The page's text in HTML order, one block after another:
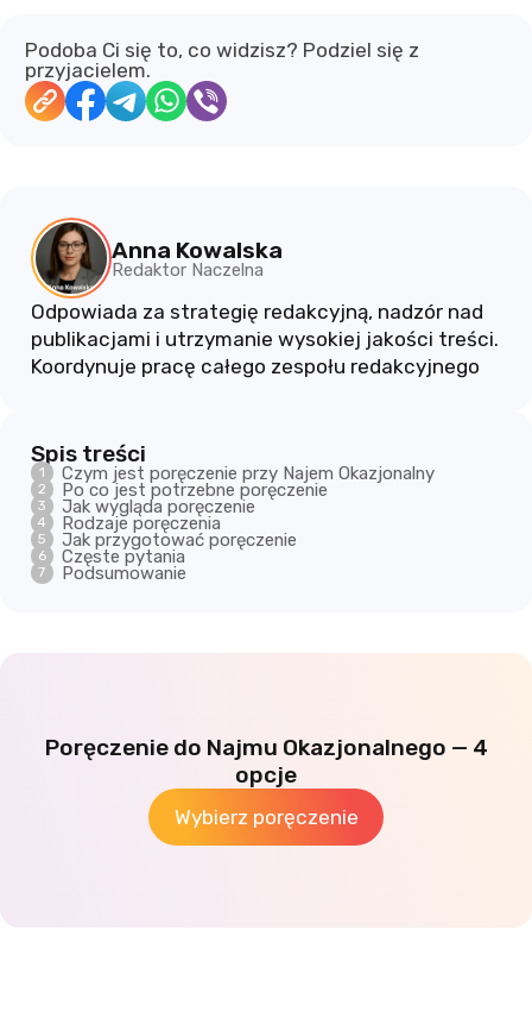
Podoba Ci się to, co widzisz? Podziel się z
przyjacielem.
Anna Kowalska
Redaktor Naczelna
Odpowiada za strategię redakcyjną, nadzór nad
publikacjami i utrzymanie wysokiej jakości treści.
Koordynuje pracę całego zespołu redakcyjnego
Spis treści
Czym jest poręczenie przy Najem Okazjonalny
Po co jest potrzebne poręczenie
Jak wygląda poręczenie
Rodzaje poręczenia
Jak przygotować poręczenie
Częste pytania
Podsumowanie
Poręczenie do Najmu Okazjonalnego — 4
opcje
Wybierz poręczenie